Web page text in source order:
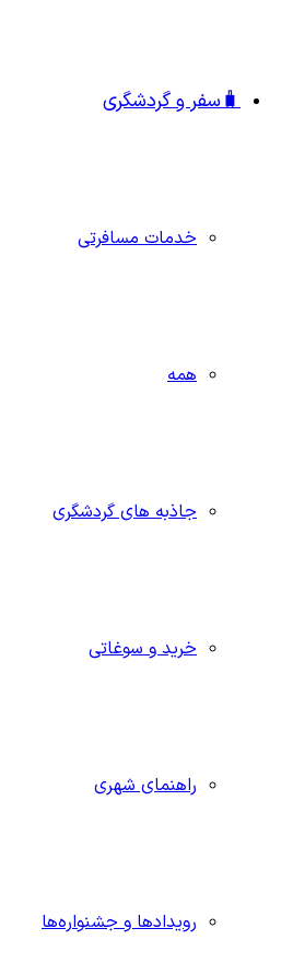
🧳سفر و گردشگری
خدمات مسافرتی
همه
جاذبه‌ های گردشگری
خرید و سوغاتی
راهنمای شهری
رویدادها و جشنواره‌ها